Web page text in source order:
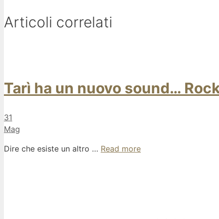
Articoli correlati
Tarì ha un nuovo sound…
31
Mag
Dire che esiste un altro … Read more